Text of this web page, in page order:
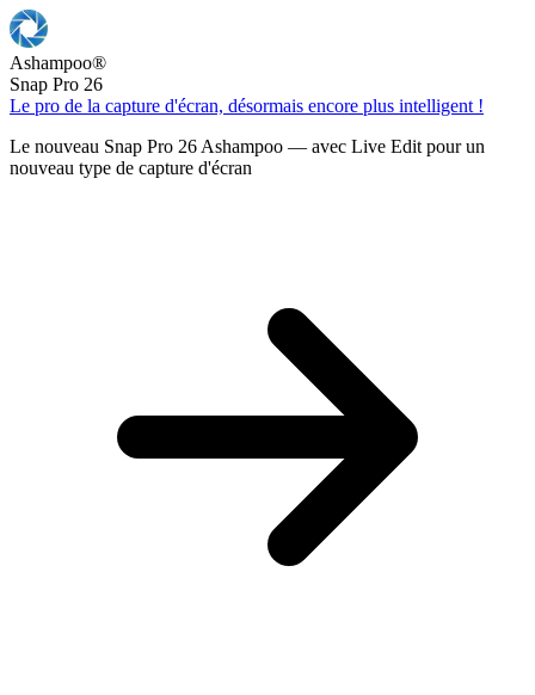
Ashampoo®
Snap Pro 26
Le pro de la capture d'écran, désormais encore plus intelligent !
Le nouveau Snap Pro 26 Ashampoo — avec Live Edit pour un
nouveau type de capture d'écran